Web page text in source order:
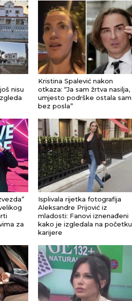
nisu
Kristina Spalević nakon
otkaza: “Ja sam žrtva nasilja,
umjesto podrške ostala sam
bez posla”
za
Isplivala rijetka fotografija
Aleksandre Prijović iz
mladosti: Fanovi iznenađeni
kako je izgledala na početku
karijere